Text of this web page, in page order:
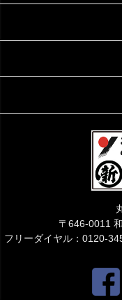
〒646-0011
フリーダイヤル：0120-